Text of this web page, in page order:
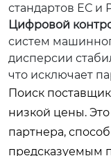
стандартов ЕС и
Цифровой
систем
дисперсии
что исключает
Поиск
низкой цены.
партнера,
предсказуемым